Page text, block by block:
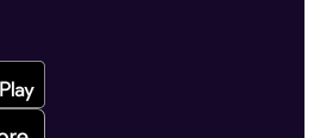
nielegalnych treści
i bibliotek